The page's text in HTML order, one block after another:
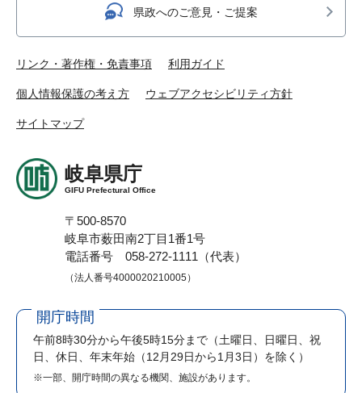
県政へのご意見・ご提案
リンク・著作権・免責事項 利用ガイド
個人情報保護の考え方 ウェブアクセシビリティ方針
サイトマップ
岐阜県庁
GIFU Prefectural Office
〒500-8570
岐阜市薮田南2丁目1番1号
電話番号 058-272-1111（代表）
（法人番号4000020210005）
開庁時間
午前8時30分から午後5時15分まで （土曜日、日曜日、祝
日、休日、年末年始（12月29日から1月3日）を除く）
※一部、開庁時間の異なる機関、施設があります。